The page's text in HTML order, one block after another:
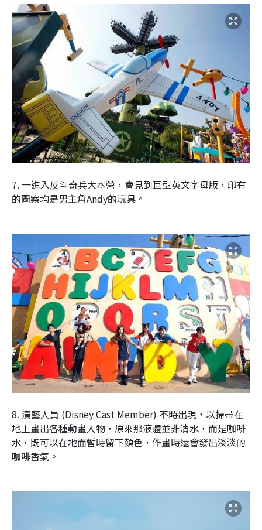
7. 一進入反斗奇兵大本營，會見到巨型英文字母版，印有
的圖案均是男主角Andy的玩具。
8. 演藝人員 (Disney Cast Member) 不時出現，以掃帚在
地上畫出各種動畫人物，原來那液體並非清水，而是咖啡
水，既可以在地面暫時留下顏色，作畫時還會發出淡淡的
咖啡香氣。